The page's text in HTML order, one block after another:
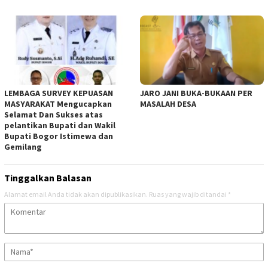
LEMBAGA SURVEY KEPUASAN
MASYARAKAT Mengucapkan
Selamat Dan Sukses atas
pelantikan Bupati dan Wakil
Bupati Bogor Istimewa dan
Gemilang
JARO JANI BUKA-BUKAAN PER
MASALAH DESA
Tinggalkan Balasan
Alamat email Anda tidak akan dipublikasikan. Ruas yang wajib ditandai *